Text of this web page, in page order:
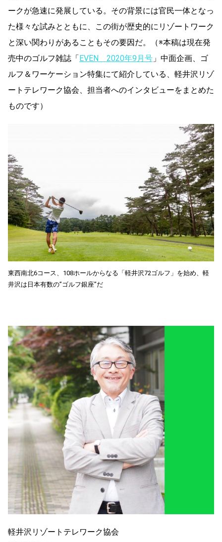
ークが急速に発展している。その背景には官民一体となっ
た様々な試みとともに、この街が歴史的にリゾートワーク
と深い関わりがあることもその要因だ。（※本稿は現在発
売中のゴルフ雑誌「EVEN 2020年9月号 」中面企画、ゴ
ルフ＆ワーケーション特集にて紹介している、軽井沢リゾ
ートテレワーク協会、担当者へのインタビューをまとめた
ものです）
東西南北6コース、108ホールからなる「軽井沢72ゴルフ」を始め、軽
井沢は日本有数の”ゴルフ銀座”だ
軽井沢リゾートテレワーク協会